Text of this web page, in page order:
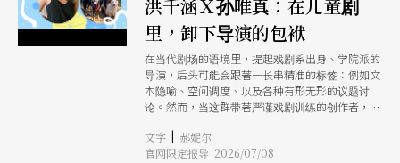
洪千涵Ｘ孙唯真：在儿童剧
里，卸下导演的包袱
在当代剧场的语境里，提起戏剧系出身、学院派的
导演，后头可能会跟著一长串精准的标签：例如文
本隐喻、空间调度、以及各种有形无形的议题讨
论。然而，当这群带著严谨戏剧训练的创作者，将
场，那又会变得如何呢？ 本文是导演洪千涵与孙
唯真的对谈。她们同样毕业于国立台北艺术大学戏
文字 | 郝妮尔
官网限定报导 2026/07/08